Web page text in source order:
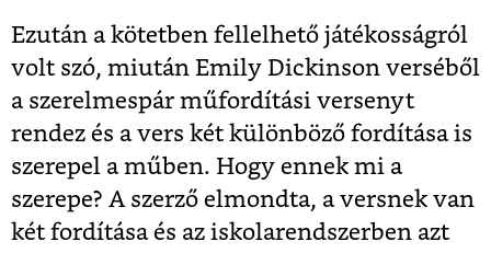
Ezután a kötetben fellelhető játékosságról
volt szó, miután Emily Dickinson verséből
a szerelmespár műfordítási versenyt
rendez és a vers két különböző fordítása is
szerepel a műben. Hogy ennek mi a
szerepe? A szerző elmondta, a versnek van
két fordítása és az iskolarendszerben azt